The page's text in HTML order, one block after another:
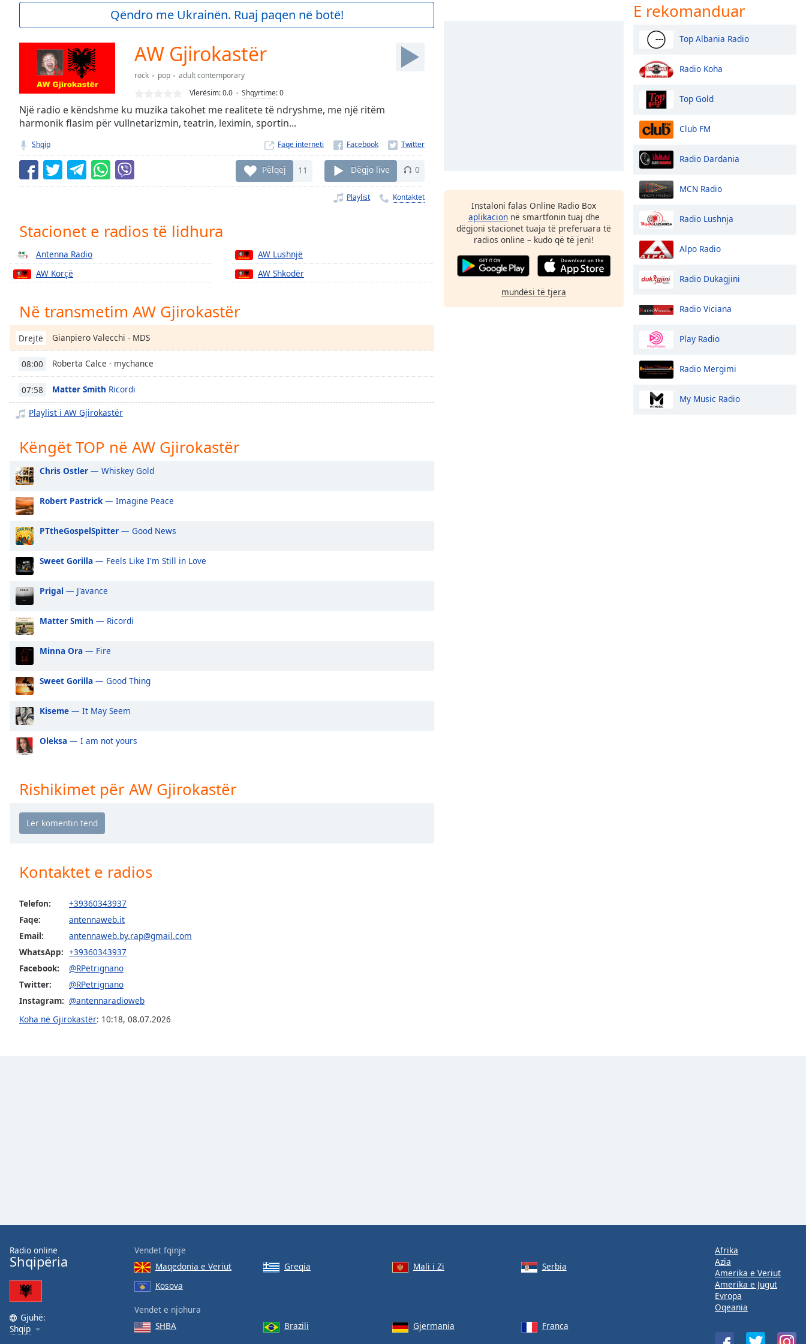
Current
Duration-:-
Stream
TypeLIVE
Seek to
currently
behind
LIVE
Remaining
Time-
Playback
Chapters
Descriptions
descriptions
off,
selected
Subtitles
subtitles
opens
subtitles
settings
dialog
off
selected
Audio
Picture-
Picture
Fullscreen
This
modal
dialog
window.
Escape
window.
Color
Opacity
Background
Color
Opacity
Style
Font
Family
Done
Close
Qëndro me Ukrainën. Ruaj paqen në botë!
AW Gjirokastër
rock pop
adult contemporary
Vlerësim:0.0 Shqyrtime:0
Një radio e këndshme ku muzika takohet me realitete të ndryshme, me një ritëm
harmonik flasim për vullnetarizmin, teatrin, leximin, sportin...
Shqip Faqe interneti
Pëlqej 11 Dëgjo live 0
Playlist Kontaktet
Stacionet e radios të lidhura
Antenna Radio
AW Korçë
AW Lushnjë
AW Shkodër
Në transmetim AW Gjirokastër
Drejtë Gianpiero Valecchi - MDS
08:00 Roberta Calce - mychance
07:58 Matter Smith Ricordi
Playlist i AW Gjirokastër
Këngët TOP në AW Gjirokastër
Chris Ostler — Whiskey Gold
Robert Pastrick — Imagine Peace
PTtheGospelSpitter — Good News
Sweet Gorilla — Feels Like I'm Still in Love
Prigal — J'avance
Matter Smith — Ricordi
Minna Ora — Fire
Sweet Gorilla — Good Thing
Kiseme — It May Seem
Oleksa — I am not yours
Rishikimet për AW Gjirokastër
Kontaktet e radios
Telefon:
+39360343937
Faqe:
antennaweb.it
Email:
antennaweb.by.rap@gmail.com
WhatsApp: +39360343937
Facebook:
@RPetrignano
Twitter:
@RPetrignano
Instagram: @antennaradioweb
Koha në Gjirokastër: 10:18, 08.07.2026
Instaloni falas Online Radio Box
aplikacionnë smartfonin tuaj dhe
dëgjoni stacionet tuaja të preferuara të
radios online – kudo që të jeni!
mundësi të tjera
E rekomanduar
Top Albania Radio
Radio Koha
Top Gold
Club FM
Radio Dardania
MCN Radio
Radio Lushnja
Alpo Radio
Radio Dukagjini
Radio Viciana
Play Radio
Radio Mergimi
My Music Radio
Radio online
Shqipëria
Gjuhë:
Shqip
Vendet fqinje
Maqedonia e Veriut
Greqia Mali i Zi
Serbia
Kosova
Vendet e njohura
SHBA
Brazili Gjermania Franca
Afrika
Azia
Amerika e Veriut
Amerika e Jugut
Evropa
Oqeania